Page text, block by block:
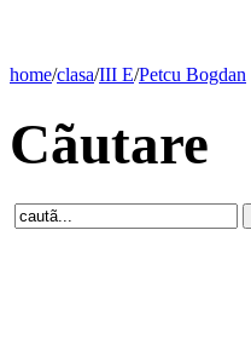
home/clasa/III E/Petcu Bogdan
Cãutare